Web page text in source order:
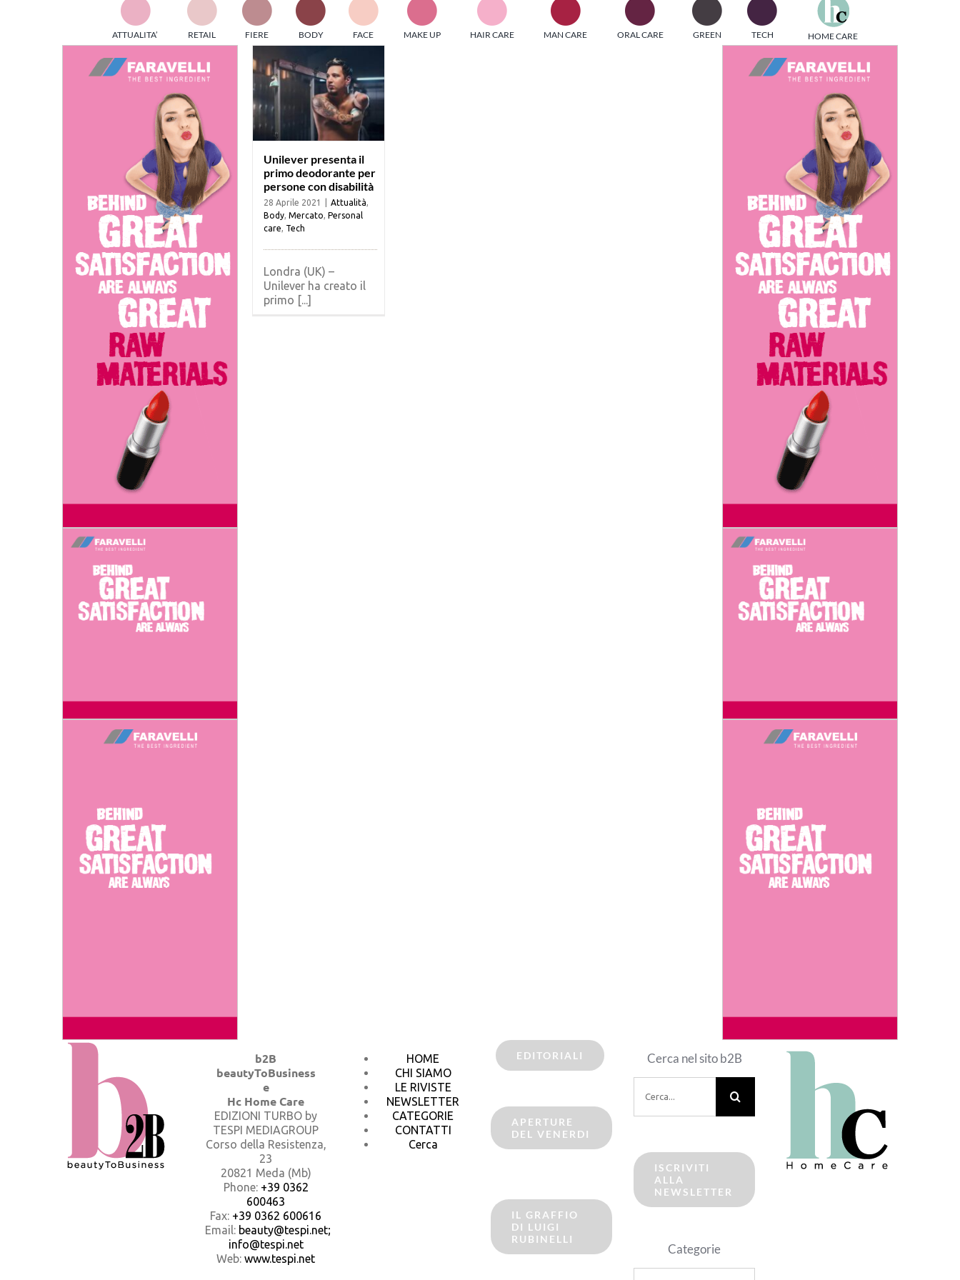
TESPI MEDIAGROUP racchiude un pool di società di comunicazione
ed editrici specializzate nell’informazione b2b. Edizioni Turbo, in
particolare, attraverso numerose riviste verticali, fornisce strumenti di
informazione che coinvolgono gli attori nei settori beauty, food,
technology, entertainment e sport.
Stay tuned!
ATTUALITA’ RETAIL FIERE BODY FACE MAKE UP HAIR CARE MAN CARE ORAL CARE GREEN TECH HOME CARE
Unilever presenta il
per persone con
disabilità
Unilever presenta il
primo deodorante per
persone con disabilità
28 Aprile 2021 Attualità
Body, Mercato Personal
care
Tech
Londra (UK) –
Unilever ha creato il
primo [...]
b2B
beautyToBusiness
e
Hc Home Care
EDIZIONI TURBO by
TESPI MEDIAGROUP
Corso della Resistenza,
23
20821 Meda (Mb)
Phone: +39 0362
600463
Fax: +39 0362 600616
Email: beauty@tespi.net;
info@tespi.net
Web: www.tespi.net
HOME
CHI SIAMO
LE RIVISTE
NEWSLETTER
CATEGORIE
CONTATTI
Cerca
EDITORIALI
APERTURE
DEL VENERDI
IL GRAFFIO
DI LUIGI
RUBINELLI
Cerca nel sito b2B
per:
ISCRIVITI
ALLA
NEWSLETTER
Categorie